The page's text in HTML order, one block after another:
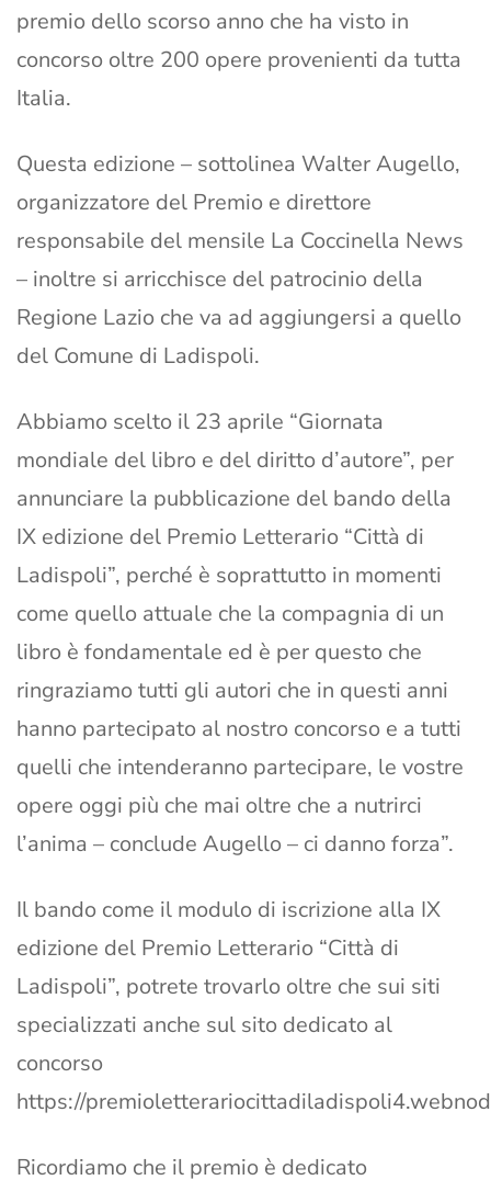
premio dello scorso anno che ha visto in
concorso oltre 200 opere provenienti da tutta
Italia.
Questa edizione – sottolinea Walter Augello,
organizzatore del Premio e direttore
responsabile del mensile La Coccinella News
– inoltre si arricchisce del patrocinio della
Regione Lazio che va ad aggiungersi a quello
del Comune di Ladispoli.
Abbiamo scelto il 23 aprile “Giornata
mondiale del libro e del diritto d’autore”, per
annunciare la pubblicazione del bando della
IX edizione del Premio Letterario “Città di
Ladispoli”, perché è soprattutto in momenti
come quello attuale che la compagnia di un
libro è fondamentale ed è per questo che
ringraziamo tutti gli autori che in questi anni
hanno partecipato al nostro concorso e a tutti
quelli che intenderanno partecipare, le vostre
opere oggi più che mai oltre che a nutrirci
l’anima – conclude Augello – ci danno forza”.
Il bando come il modulo di iscrizione alla IX
edizione del Premio Letterario “Città di
Ladispoli”, potrete trovarlo oltre che sui siti
specializzati anche sul sito dedicato al
concorso
https://
Ricordiamo che il premio è dedicato